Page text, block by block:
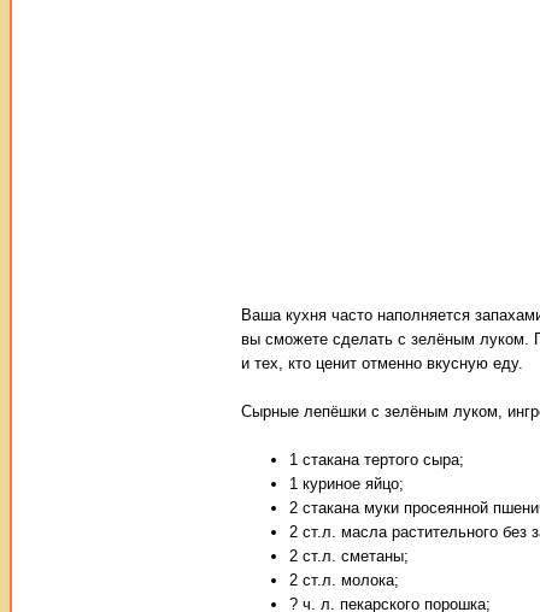
Ваша кухня часто наполняется
вы сможете сделать с зелёным луком.
и тех, кто ценит отменно вкусную еду.
Сырные лепёшки с зелёным луком,
1 стакана тертого сыра;
1 куриное яйцо;
2 стакана муки просеянной
2 ст.л. масла растительного без
2 ст.л. сметаны;
2 ст.л. молока;
? ч. л. пекарского порошка;